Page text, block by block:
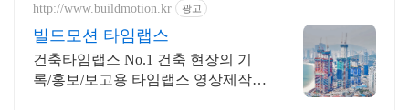
http://www.buildmotion.kr 광고
빌드모션 타임랩스
건축타임랩스 No.1 건축 현장의 기
록/홍보/보고용 타임랩스 영상제작